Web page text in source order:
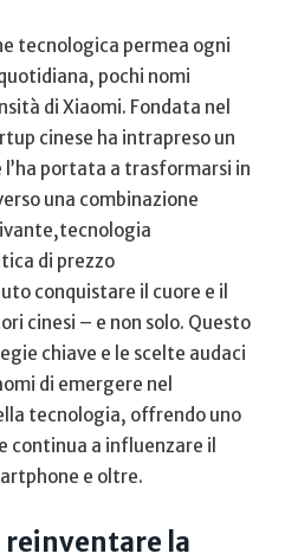
tecnologica permea ogni
pochi‌ nomi
di Xiaomi.‌ Fondata⁢ nel
‌cinese ha intrapreso un
portata‌ a trasformarsi ​in​
una combinazione
di prezzo
conquistare il‌ cuore e il
cinesi – e non solo. Questo
chiave e ⁢le ⁣scelte audaci
di emergere ​nel
tecnologia, offrendo⁣ uno
continua a influenzare il‍
e oltre.
reinventare la⁤